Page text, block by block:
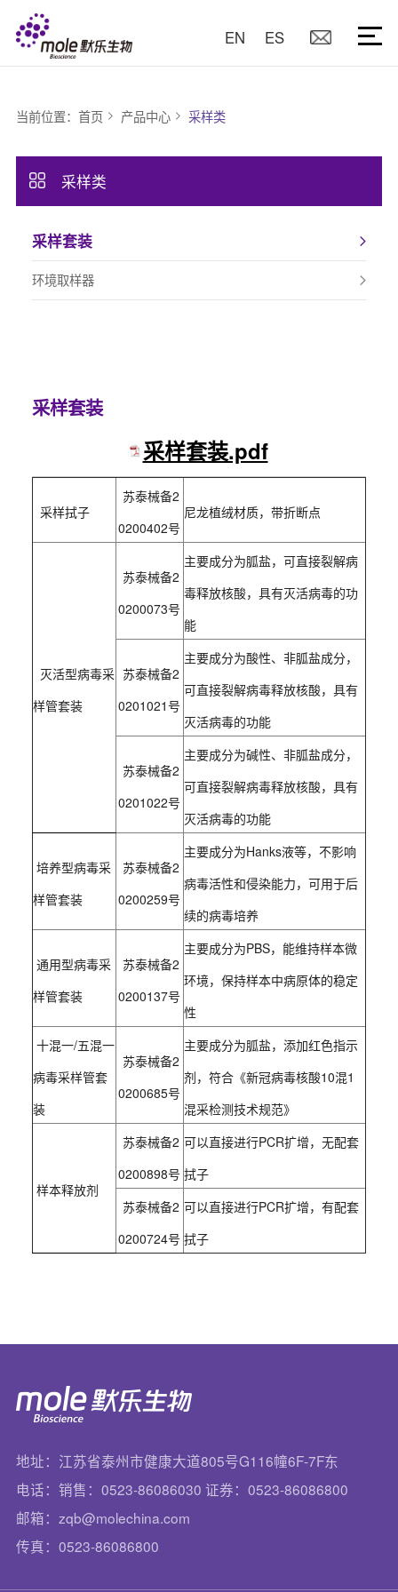
EN ES
当前位置： 首页 产品中心 采样类
采样类
采样套装
环境取样器
采样套装
采样套装.pdf
采样拭子
苏泰械备2
0200402号
尼龙植绒材质，带折断点
灭活型病毒采
样管套装
苏泰械备2
0200073号
主要成分为胍盐，可直接裂解病
毒释放核酸，具有灭活病毒的功
能
苏泰械备2
0201021号
主要成分为酸性、非胍盐成分，
可直接裂解病毒释放核酸，具有
灭活病毒的功能
苏泰械备2
0201022号
主要成分为碱性、非胍盐成分，
可直接裂解病毒释放核酸，具有
灭活病毒的功能
培养型病毒采
样管套装
苏泰械备2
0200259号
主要成分为Hanks液等，不影响
病毒活性和侵染能力，可用于后
续的病毒培养
通用型病毒采
样管套装
苏泰械备2
0200137号
主要成分为PBS，能维持样本微
环境，保持样本中病原体的稳定
性
十混一/五混一
病毒采样管套
装
苏泰械备2
0200685号
主要成分为胍盐，添加红色指示
剂，符合《新冠病毒核酸10混1
混采检测技术规范》
样本释放剂
苏泰械备2
0200898号
可以直接进行PCR扩增，无配套
拭子
苏泰械备2
0200724号
可以直接进行PCR扩增，有配套
拭子
地址：江苏省泰州市健康大道805号G116幢6F-7F东
电话：销售：0523-86086030 证券：0523-86086800
邮箱：zqb@molechina.com
传真：0523-86086800